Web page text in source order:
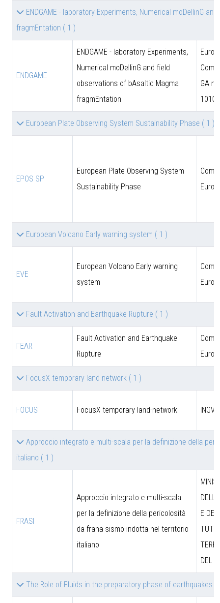
ENDGAME - laboratory Experiments, Numerical moDellinG
fragmEntation ( 1 )
ENDGAME
ENDGAME - laboratory Experiments,
Numerical moDellinG and field
observations of bAsaltic Magma
fragmEntation
GA n.
European Plate Observing System Sustainability Phase ( 1 )
EPOS SP
European Plate Observing System
Sustainability Phase
European Volcano Early warning system ( 1 )
EVE
European Volcano Early warning
system
Fault Activation and Earthquake Rupture ( 1 )
FEAR
Fault Activation and Earthquake
Rupture
FocusX temporary land-network ( 1 )
FOCUS FocusX temporary land-network INGV
Approccio integrato e multi-scala per la definizione della
italiano ( 1 )
FRASI
Approccio integrato e multi-scala
per la definizione della pericolosità
da frana sismo-indotta nel territorio
italiano
E
DEL
The Role of Fluids in the preparatory phase of earthquakes